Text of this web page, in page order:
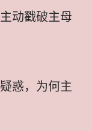
动戳破主母
惑，为何主